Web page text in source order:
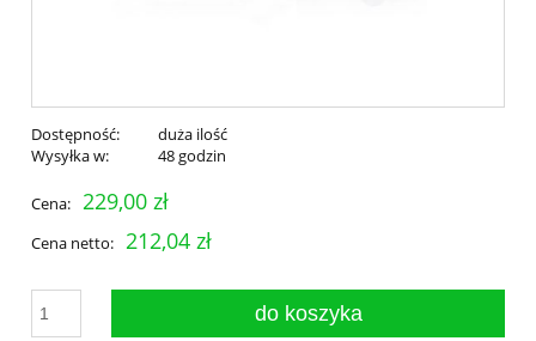
Dostępność:
duża ilość
Wysyłka w:
48 godzin
Cena: 229,00 zł
Cena netto: 212,04 zł
do koszyka